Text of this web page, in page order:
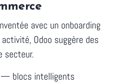
avec un onboarding
Odoo suggère des
secteur.
— blocs intelligents